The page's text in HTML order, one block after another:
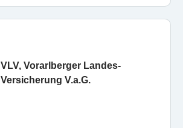
VLV, Vorarlberger Landes-
Versicherung V.a.G.